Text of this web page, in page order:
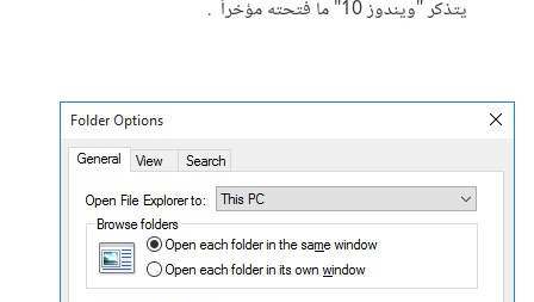
يتذكر "ويندوز 10" ما فتحته مؤخراً .